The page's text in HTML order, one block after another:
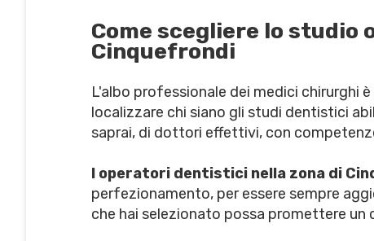
Come scegliere lo
Cinquefrondi
L'albo professionale dei medici chirurghi
localizzare chi siano gli studi dentistici
saprai, di dottori effettivi, con
I operatori dentistici nella zona di
perfezionamento, per essere sempre
che hai selezionato possa promettere un